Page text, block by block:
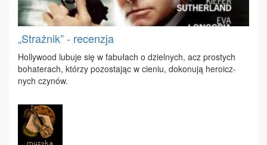
„Strażnik” - recenzja
Hol­ly­wo­od lu­bu­je się w fa­bu­łach o dziel­nych, acz pro­stych
bo­ha­te­rach, któ­rzy po­zo­sta­jąc w cie­niu, do­ko­nu­ją he­ro­icz­
nych czy­nów.